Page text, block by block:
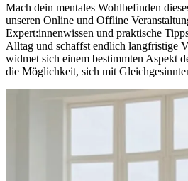
Mach dein mentales Wohlbefinden
unseren Online und Offline
Expert:innenwissen und praktische
Alltag und schaffst endlich langfristige
widmet sich einem bestimmten Aspekt
die Möglichkeit, sich mit